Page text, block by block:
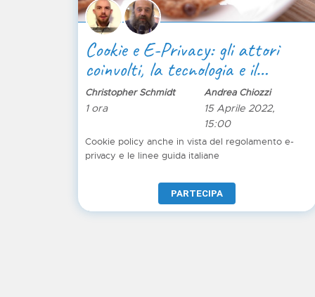
Cookie e E-Privacy: gli attori
coinvolti, la tecnologia e il
trasferimento estero
Christopher Schmidt Andrea Chiozzi
1 ora
15 Aprile 2022,
15:00
Cookie policy anche in vista del regolamento e-
privacy e le linee guida italiane
PARTECIPA